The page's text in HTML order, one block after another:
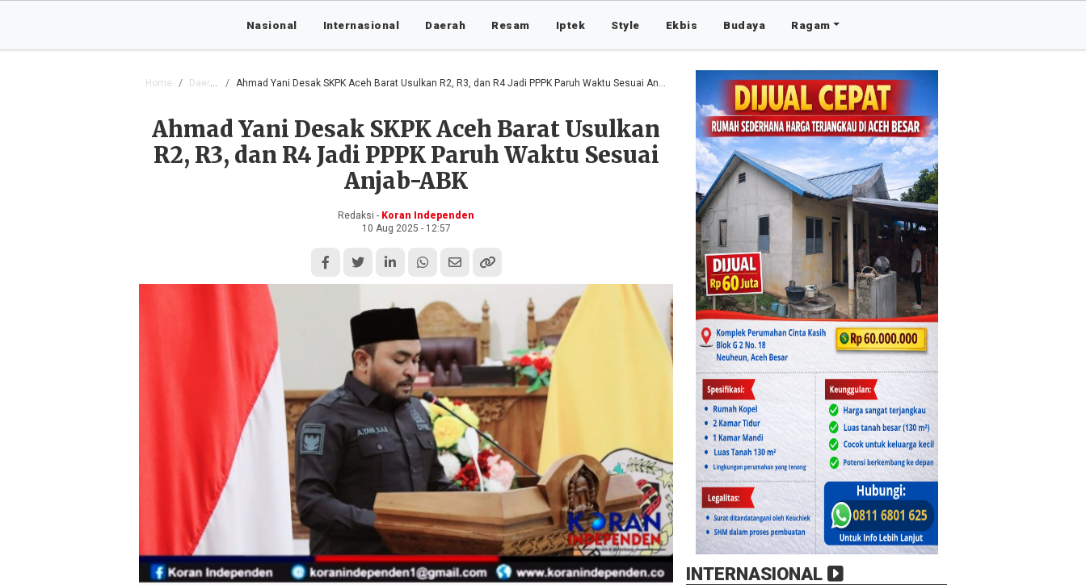
Nasional Internasional Daerah Resam Iptek Style Ekbis Budaya Ragam
Home Daerah Ahmad Yani Desak SKPK Aceh Barat Usulkan R2, R3, dan R4 Jadi PPPK Paruh Waktu Sesuai Anjab-ABK
Ahmad Yani Desak SKPK Aceh Barat Usulkan
R2, R3, dan R4 Jadi PPPK Paruh Waktu Sesuai
Anjab-ABK
Redaksi - Koran Independen
10 Aug 2025 - 12:57
INTERNASIONAL